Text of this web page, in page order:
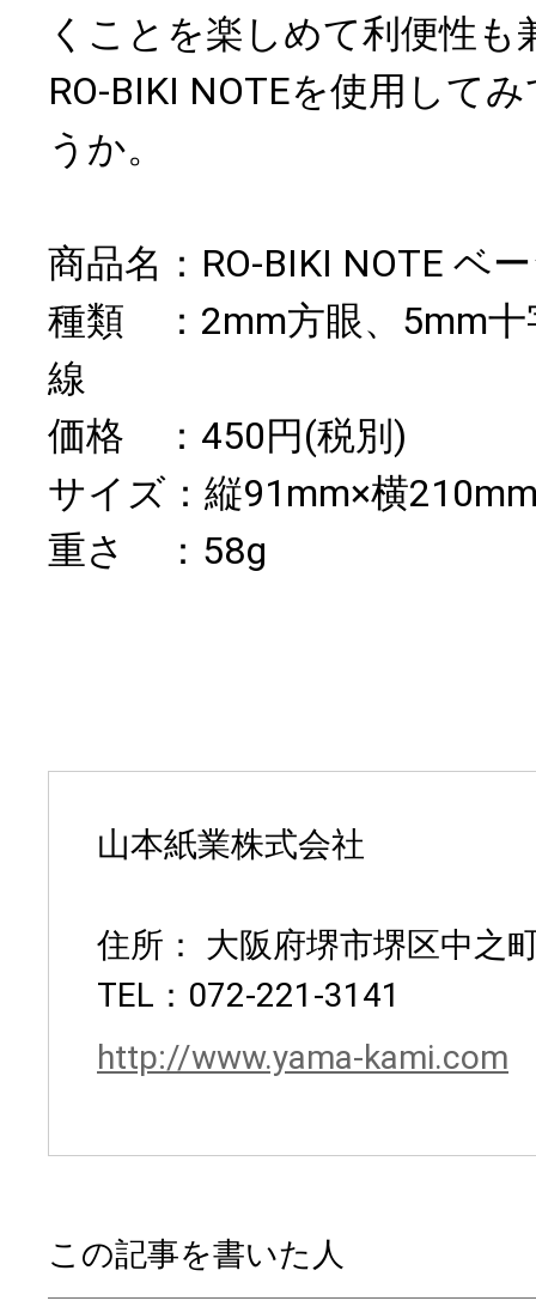
くことを楽しめて利便性
RO-BIKI NOTEを使用して
うか。
商品名：RO-BIKI NOTE ベ
種類 ：2mm方眼、5mm十
線
価格 ：450円(税別)
サイズ：縦91mm×横
重さ ：58g
山本紙業株式会社
住所： 大阪府堺市堺区中之
TEL：072-221-3141
http://www.yama-kami.com
この記事を書いた人